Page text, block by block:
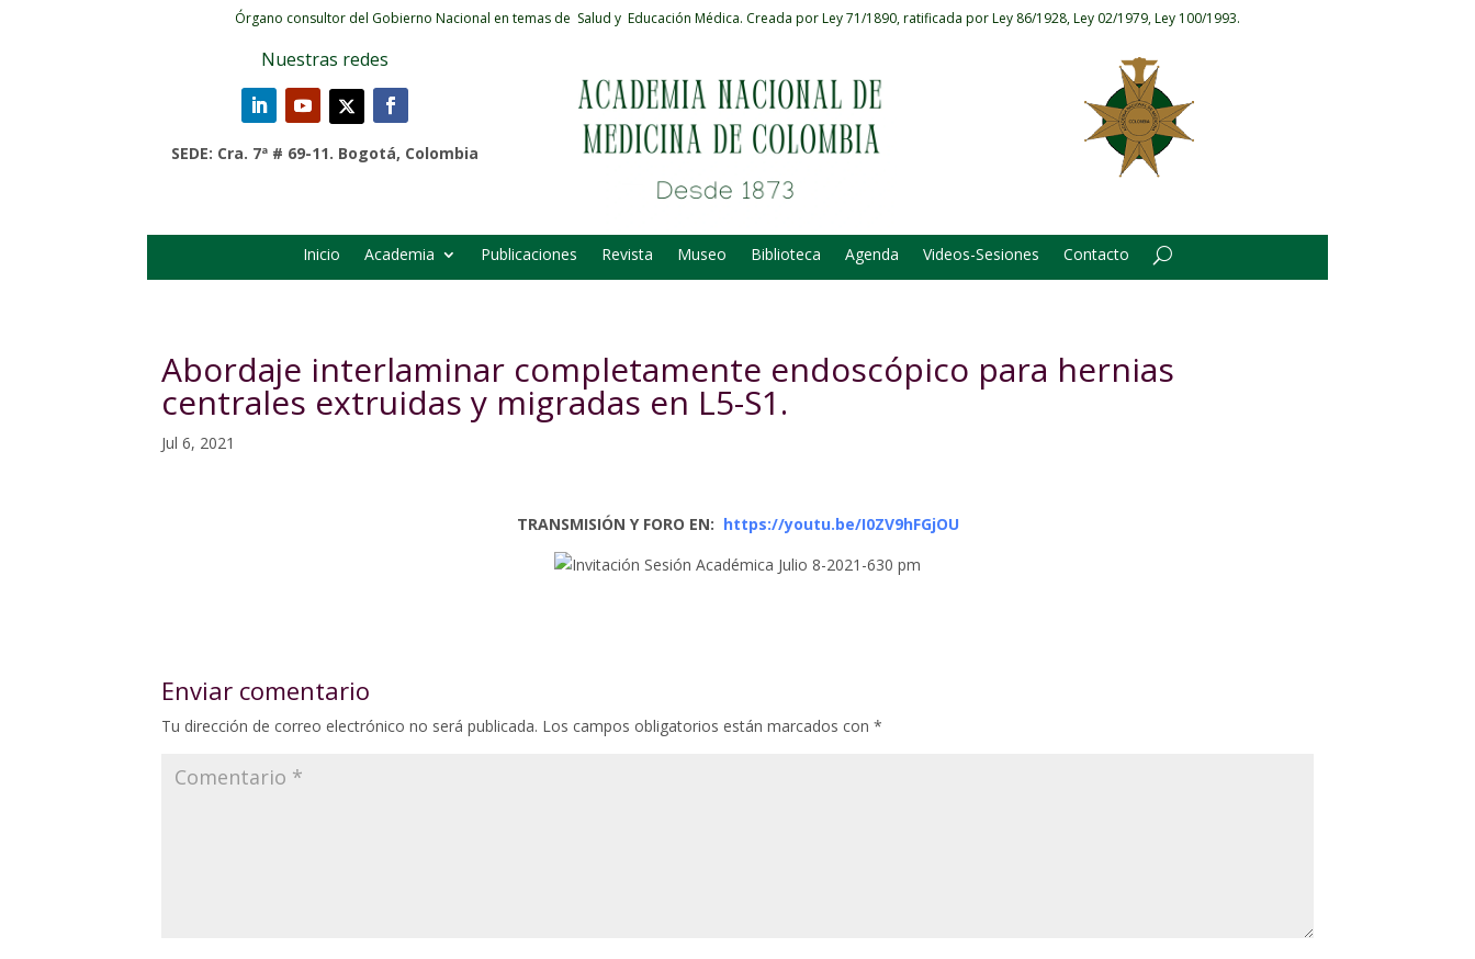
Órgano consultor del Gobierno Nacional en temas de Salud y Educación Médica. Creada por Ley 71/1890, ratificada por Ley 86/1928, Ley 02/1979, Ley 100/1993.
Nuestras redes
SEDE: Cra. 7ª # 69-11. Bogotá, Colombia
Inicio Academia Publicaciones Revista Museo Biblioteca Agenda Videos-Sesiones Contacto
Abordaje interlaminar completamente endoscópico para hernias
centrales extruidas y migradas en L5-S1.
Jul 6, 2021
TRANSMISIÓN Y FORO EN: https://youtu.be/I0ZV9hFGjOU
Enviar comentario
Tu dirección de correo electrónico no será publicada. Los campos obligatorios están marcados con *